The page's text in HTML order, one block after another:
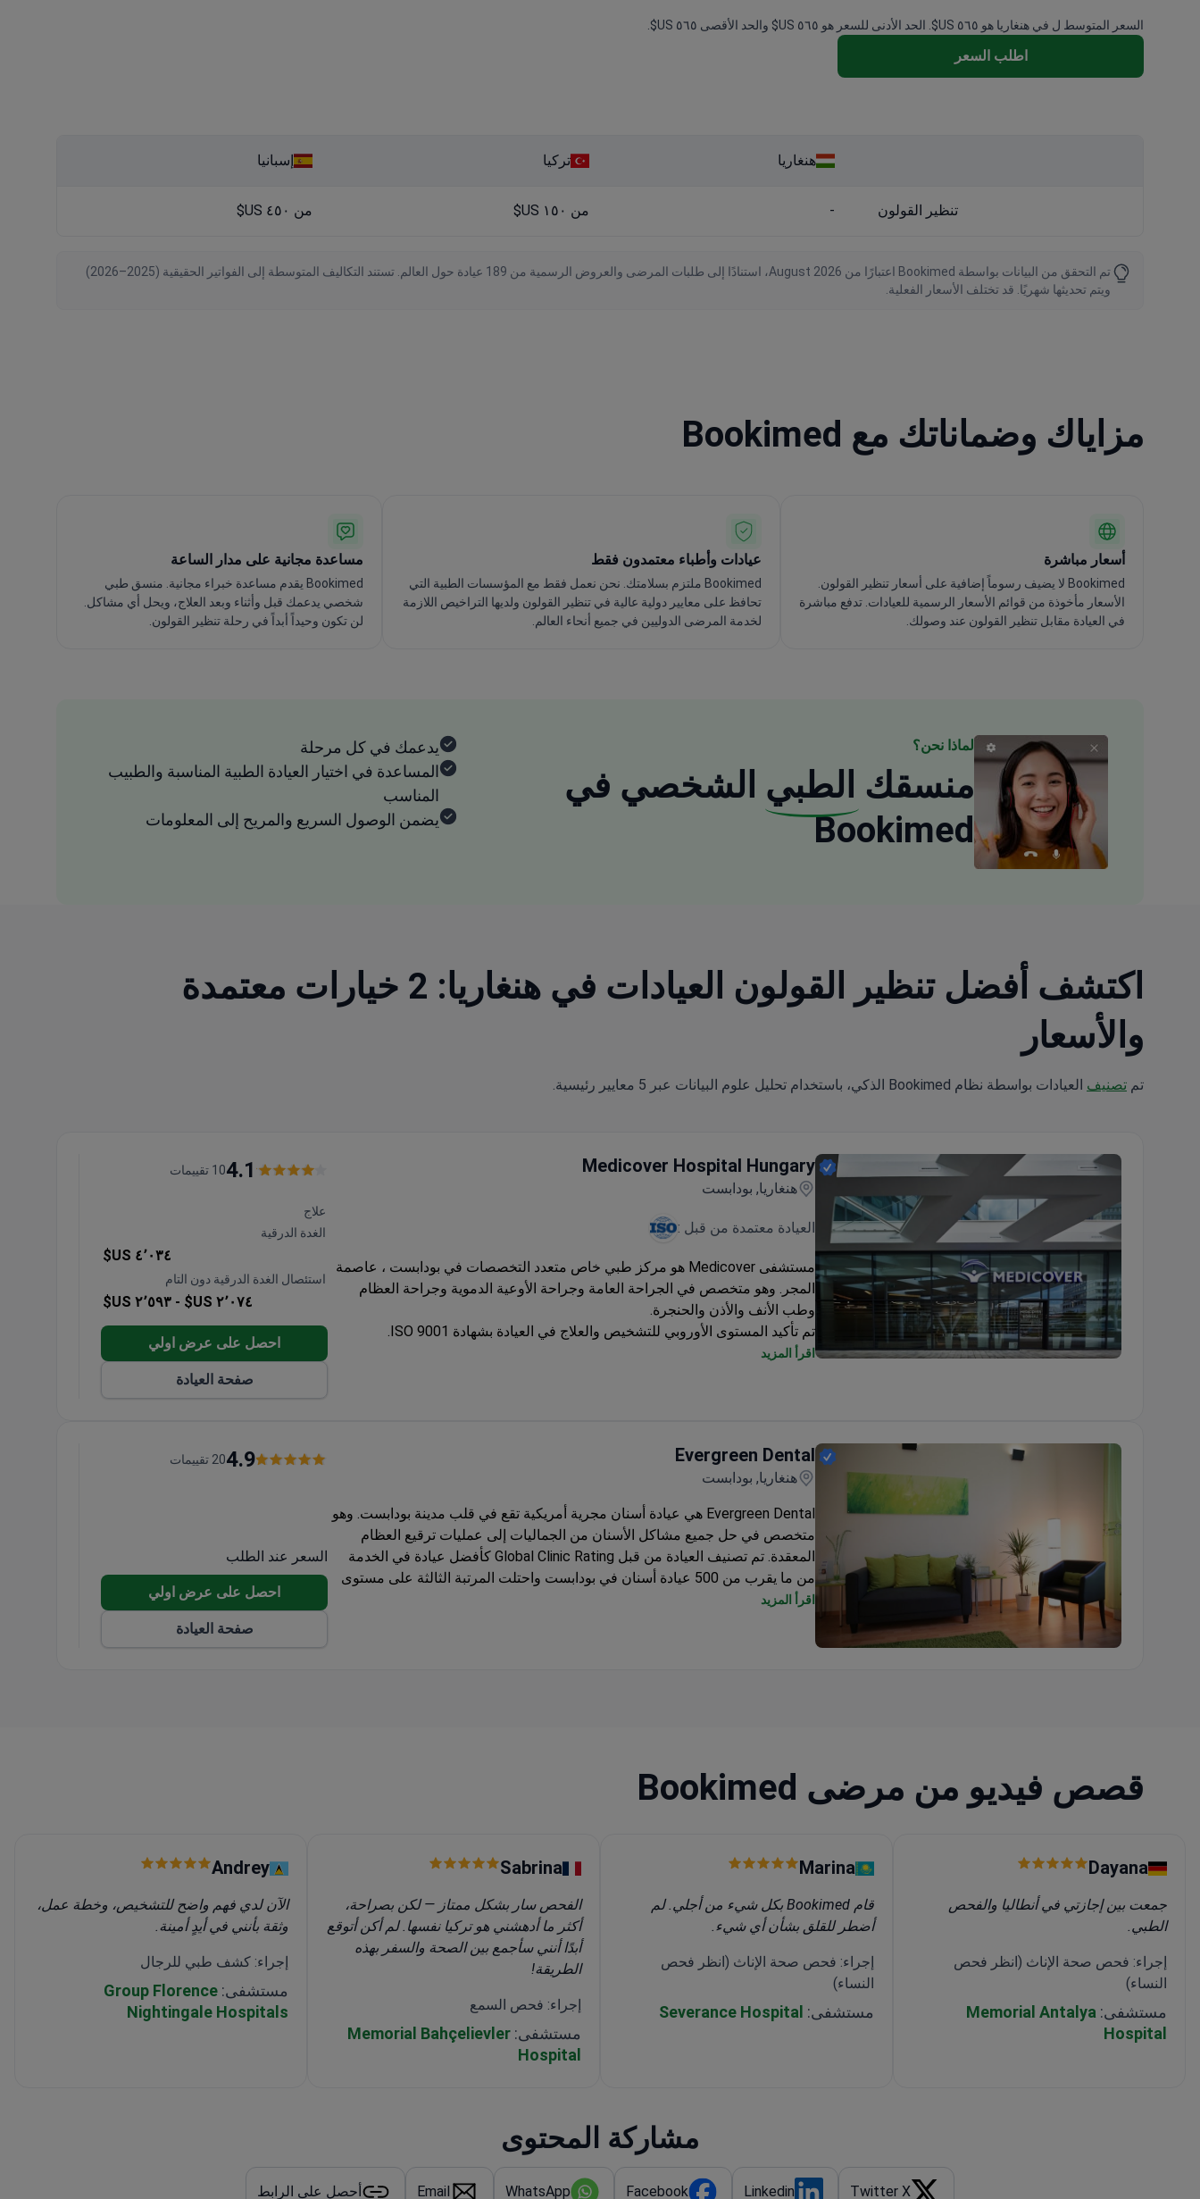
السعر المتوسط ل في هنغاريا هو ٥٦٥ US$. الحد الأدنى للسعر هو ٥٦٥ US$ والحد الأقصى ٥٦٥ US$.
اطلب السعر
هنغاريا تركيا إسبانيا
تنظير القولون - من ١٥٠ US$ من ٤٥٠ US$
تم التحقق من البيانات بواسطة Bookimed اعتبارًا من August 2026، استنادًا إلى طلبات المرضى والعروض الرسمية من 189 عيادة حول العالم. تستند التكاليف المتوسطة إلى الفواتير الحقيقية (2025–2026)
ويتم تحديثها شهريًا. قد تختلف الأسعار الفعلية.
مزاياك وضماناتك مع Bookimed
أسعار مباشرة
Bookimed لا يضيف رسوماً إضافية على أسعار تنظير القولون.
الأسعار مأخوذة من قوائم الأسعار الرسمية للعيادات. تدفع مباشرة
في العيادة مقابل تنظير القولون عند وصولك.
عيادات وأطباء معتمدون فقط
Bookimed ملتزم بسلامتك. نحن نعمل فقط مع المؤسسات الطبية التي
تحافظ على معايير دولية عالية في تنظير القولون ولديها التراخيص اللازمة
لخدمة المرضى الدوليين في جميع أنحاء العالم.
مساعدة مجانية على مدار الساعة
Bookimed يقدم مساعدة خبراء مجانية. منسق طبي
شخصي يدعمك قبل وأثناء وبعد العلاج، ويحل أي مشاكل.
لن تكون وحيداً أبداً في رحلة تنظير القولون.
لماذا نحن؟
منسقك الطبي الشخصي في
Bookimed
يدعمك في كل مرحلة
المساعدة في اختيار العيادة الطبية المناسبة والطبيب
المناسب
يضمن الوصول السريع والمريح إلى المعلومات
اكتشف أفضل تنظير القولون العيادات في هنغاريا: 2 خيارات معتمدة
والأسعار
تم تصنيف العيادات بواسطة نظام Bookimed الذكي، باستخدام تحليل علوم البيانات عبر 5 معايير رئيسية.
Medicover Hospital Hungary
هنغاريا, بودابست
العيادة معتمدة من قبل :
مستشفى Medicover هو مركز طبي خاص متعدد التخصصات في بودابست ، عاصمة
المجر. وهو متخصص في الجراحة العامة وجراحة الأوعية الدموية وجراحة العظام
وطب الأنف والأذن والحنجرة.
تم تأكيد المستوى الأوروبي للتشخيص والعلاج في العيادة بشهادة ISO 9001.
اقرأ المزيد
4.110 تقييمات
علاج
الغدة الدرقية
٤٬٠٣٤ US$
استئصال الغدة الدرقية دون التام
٢٬٠٧٤ US$ - ٢٬٥٩٣ US$
احصل على عرض اولي
صفحة العيادة
Evergreen Dental
هنغاريا, بودابست
Evergreen Dental هي عيادة أسنان مجرية أمريكية تقع في قلب مدينة بودابست. وهو
متخصص في حل جميع مشاكل الأسنان من الجماليات إلى عمليات ترقيع العظام
المعقدة. تم تصنيف العيادة من قبل Global Clinic Rating كأفضل عيادة في الخدمة
من ما يقرب من 500 عيادة أسنان في بودابست واحتلت المرتبة الثالثة على مستوى
اقرأ المزيد
4.920 تقييمات
السعر عند الطلب
احصل على عرض اولي
صفحة العيادة
قصص فيديو من مرضى Bookimed
Dayana
جمعت بين إجازتي في أنطاليا والفحص
الطبي.
إجراء: فحص صحة الإناث (انظر فحص
النساء)
مستشفى: Memorial Antalya
Hospital
Marina
قام Bookimed بكل شيء من أجلي. لم
أضطر للقلق بشأن أي شيء.
إجراء: فحص صحة الإناث (انظر فحص
النساء)
مستشفى: Severance Hospital
Sabrina
الفحص سار بشكل ممتاز — لكن بصراحة،
أكثر ما أدهشني هو تركيا نفسها. لم أكن أتوقع
أبدًا أنني سأجمع بين الصحة والسفر بهذه
الطريقة!
إجراء: فحص السمع
مستشفى: Memorial Bahçelievler
Hospital
Andrey
الآن لدي فهم واضح للتشخيص، وخطة عمل،
وثقة بأنني في أيدٍ أمينة.
إجراء: كشف طبي للرجال
مستشفى: Group Florence
Nightingale Hospitals
مشاركة المحتوى
Twitter X
Linkedin
Facebook
WhatsApp
Email أحصل على الرابط